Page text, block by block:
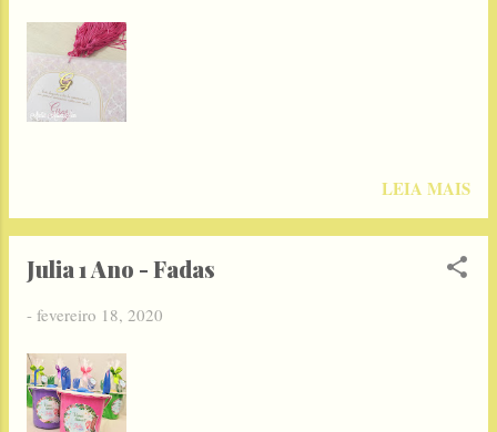
LEIA MAIS
Julia 1 Ano - Fadas
- fevereiro 18, 2020